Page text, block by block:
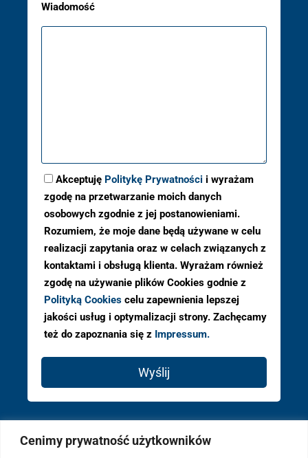
Cenimy prywatność użytkowników
Wiadomość
Akceptuję Politykę Prywatności i wyrażam
zgodę na przetwarzanie moich danych
osobowych zgodnie z jej postanowieniami.
Rozumiem, że moje dane będą używane w celu
realizacji zapytania oraz w celach związanych z
kontaktami i obsługą klienta. Wyrażam również
zgodę na używanie plików Cookies godnie z
Polityką Cookies celu zapewnienia lepszej
jakości usług i optymalizacji strony. Zachęcamy
też do zapoznania się z Impressum.
Wyślij